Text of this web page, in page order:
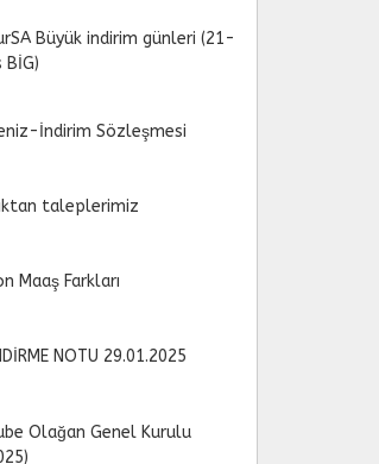
Büyük indirim günleri (21-
BİG)
İndirim Sözleşmesi
taleplerimiz
Maaş Farkları
NOTU 29.01.2025
Olağan Genel Kurulu